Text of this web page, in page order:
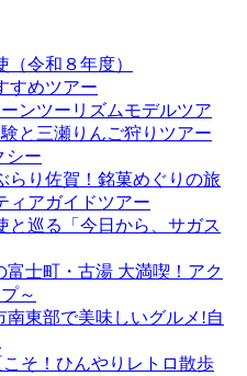
令和８年度）
すめツアー
ーンツーリズムモデルツア
と三瀬りんご狩りツアー
シー
らり佐賀！銘菓めぐりの旅
ィアガイドツアー
と巡る「今日から、サガス
富士町・古湯 大満喫！アク
～
南東部で美味しいグルメ!自
こそ！ひんやりレトロ散歩